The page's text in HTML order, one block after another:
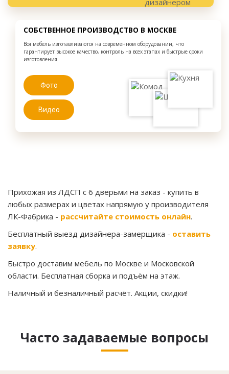
СОБСТВЕННОЕ ПРОИЗВОДСТВО В МОСКВЕ
Вся мебель изготавливаются на современном оборудовании, что
гарантирует высокое качество, контроль на всех этапах и быстрые сроки
изготовления.
Фото
Видео
Прихожая из ЛДСП с 6 дверьми на заказ - купить в
любых размерах и цветах напрямую у производителя
ЛК-Фабрика - рассчитайте стоимость онлайн.
Бесплатный выезд дизайнера-замерщика - оставить
заявку.
Быстро доставим мебель по Москве и Московской
области. Бесплатная сборка и подъём на этаж.
Наличный и безналичный расчёт. Акции, скидки!
Часто задаваемые вопросы